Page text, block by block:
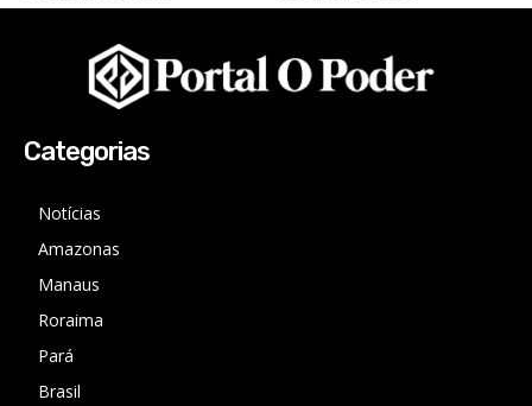
Categorias
Notícias
Amazonas
Manaus
Roraima
Pará
Brasil